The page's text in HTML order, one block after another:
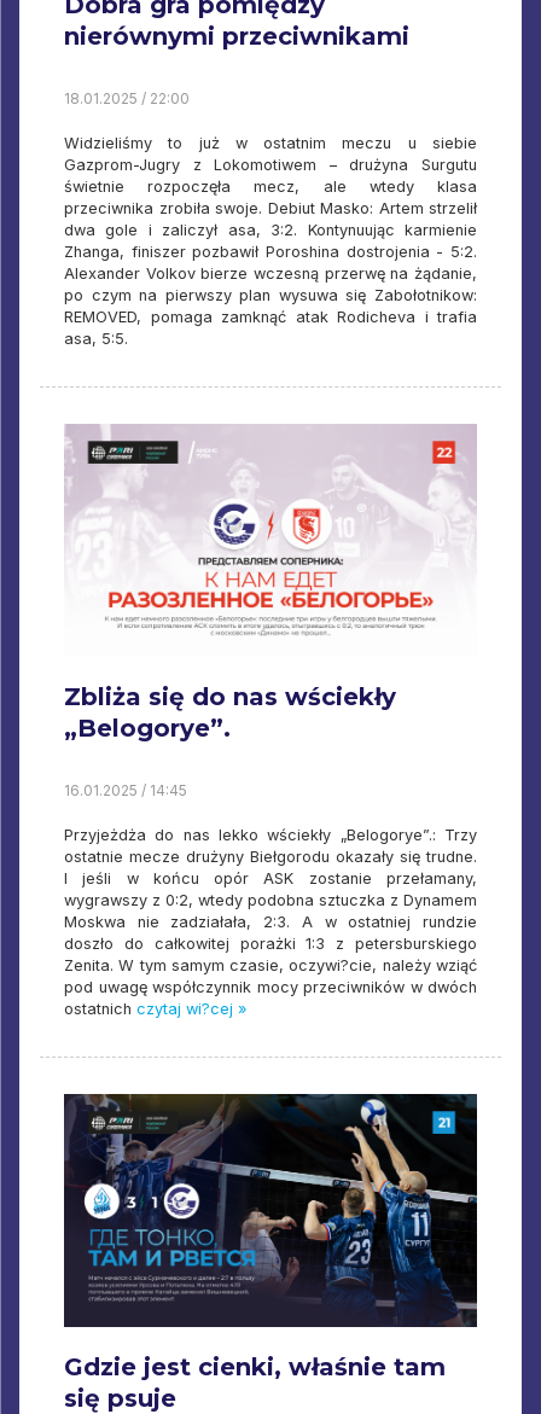
nierównymi przeciwnikami
18.01.2025 / 22:00
Widzieliśmy to już w ostatnim meczu u siebie
Gazprom-Jugry z Lokomotiwem – drużyna Surgutu
świetnie rozpoczęła mecz, ale wtedy klasa
przeciwnika zrobiła swoje. Debiut Masko: Artem strzelił
dwa gole i zaliczył asa, 3:2. Kontynuując karmienie
Zhanga, finiszer pozbawił Poroshina dostrojenia - 5:2.
Alexander Volkov bierze wczesną przerwę na żądanie,
po czym na pierwszy plan wysuwa się Zabołotnikow:
REMOVED, pomaga zamknąć atak Rodicheva i trafia
asa, 5:5.
Zbliża się do nas wściekły
„Belogorye”.
16.01.2025 / 14:45
Przyjeżdża do nas lekko wściekły „Belogorye”.: Trzy
ostatnie mecze drużyny Biełgorodu okazały się trudne.
I jeśli w końcu opór ASK zostanie przełamany,
wygrawszy z 0:2, wtedy podobna sztuczka z Dynamem
Moskwa nie zadziałała, 2:3. A w ostatniej rundzie
doszło do całkowitej porażki 1:3 z petersburskiego
Zenita. W tym samym czasie, oczywi?cie, należy wziąć
pod uwagę współczynnik mocy przeciwników w dwóch
ostatnich czytaj wi?cej »
Gdzie jest cienki, właśnie tam
się psuje